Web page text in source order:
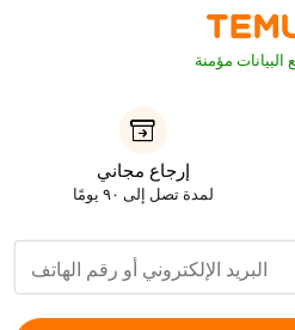
البيانات مؤمنة
إرجاع مجاني
لمدة تصل إلى ٩٠ يومًا